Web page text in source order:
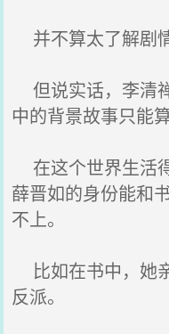
并不算太了解剧情
但说实话，李清
中的背景故事只能
在这个世界生活
薛晋如的身份能和
不上。
比如在书中，她
反派。